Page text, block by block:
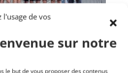
l'usage de vos
sur notre
le but de vous proposer des contenus
Territoriaux